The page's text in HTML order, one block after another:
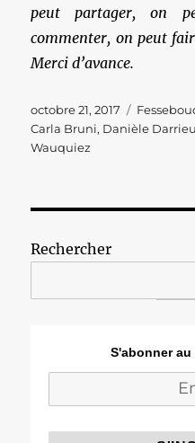
peut partager, on
commenter, on peut
Merci d’avance.
Publié
le
octobre 21, 2017
Carla Bruni, Danièle
Wauquiez
Rechercher
S'abonner